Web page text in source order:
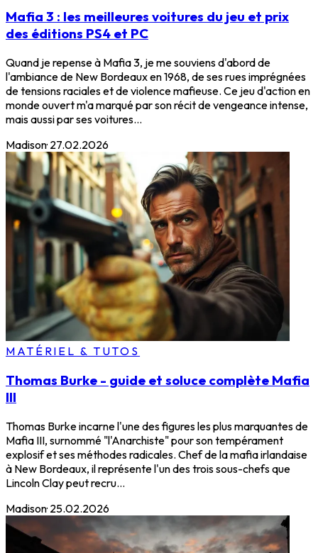
Mafia 3 : les meilleures voitures du jeu et prix
des éditions PS4 et PC
Quand je repense à Mafia 3, je me souviens d'abord de
l'ambiance de New Bordeaux en 1968, de ses rues imprégnées
de tensions raciales et de violence mafieuse. Ce jeu d'action en
monde ouvert m'a marqué par son récit de vengeance intense,
mais aussi par ses voitures...
Madison· 27.02.2026
MATÉRIEL & TUTOS
Thomas Burke - guide et soluce complète Mafia
III
Thomas Burke incarne l'une des figures les plus marquantes de
Mafia III, surnommé "l'Anarchiste" pour son tempérament
explosif et ses méthodes radicales. Chef de la mafia irlandaise
à New Bordeaux, il représente l'un des trois sous-chefs que
Lincoln Clay peut recru...
Madison· 25.02.2026